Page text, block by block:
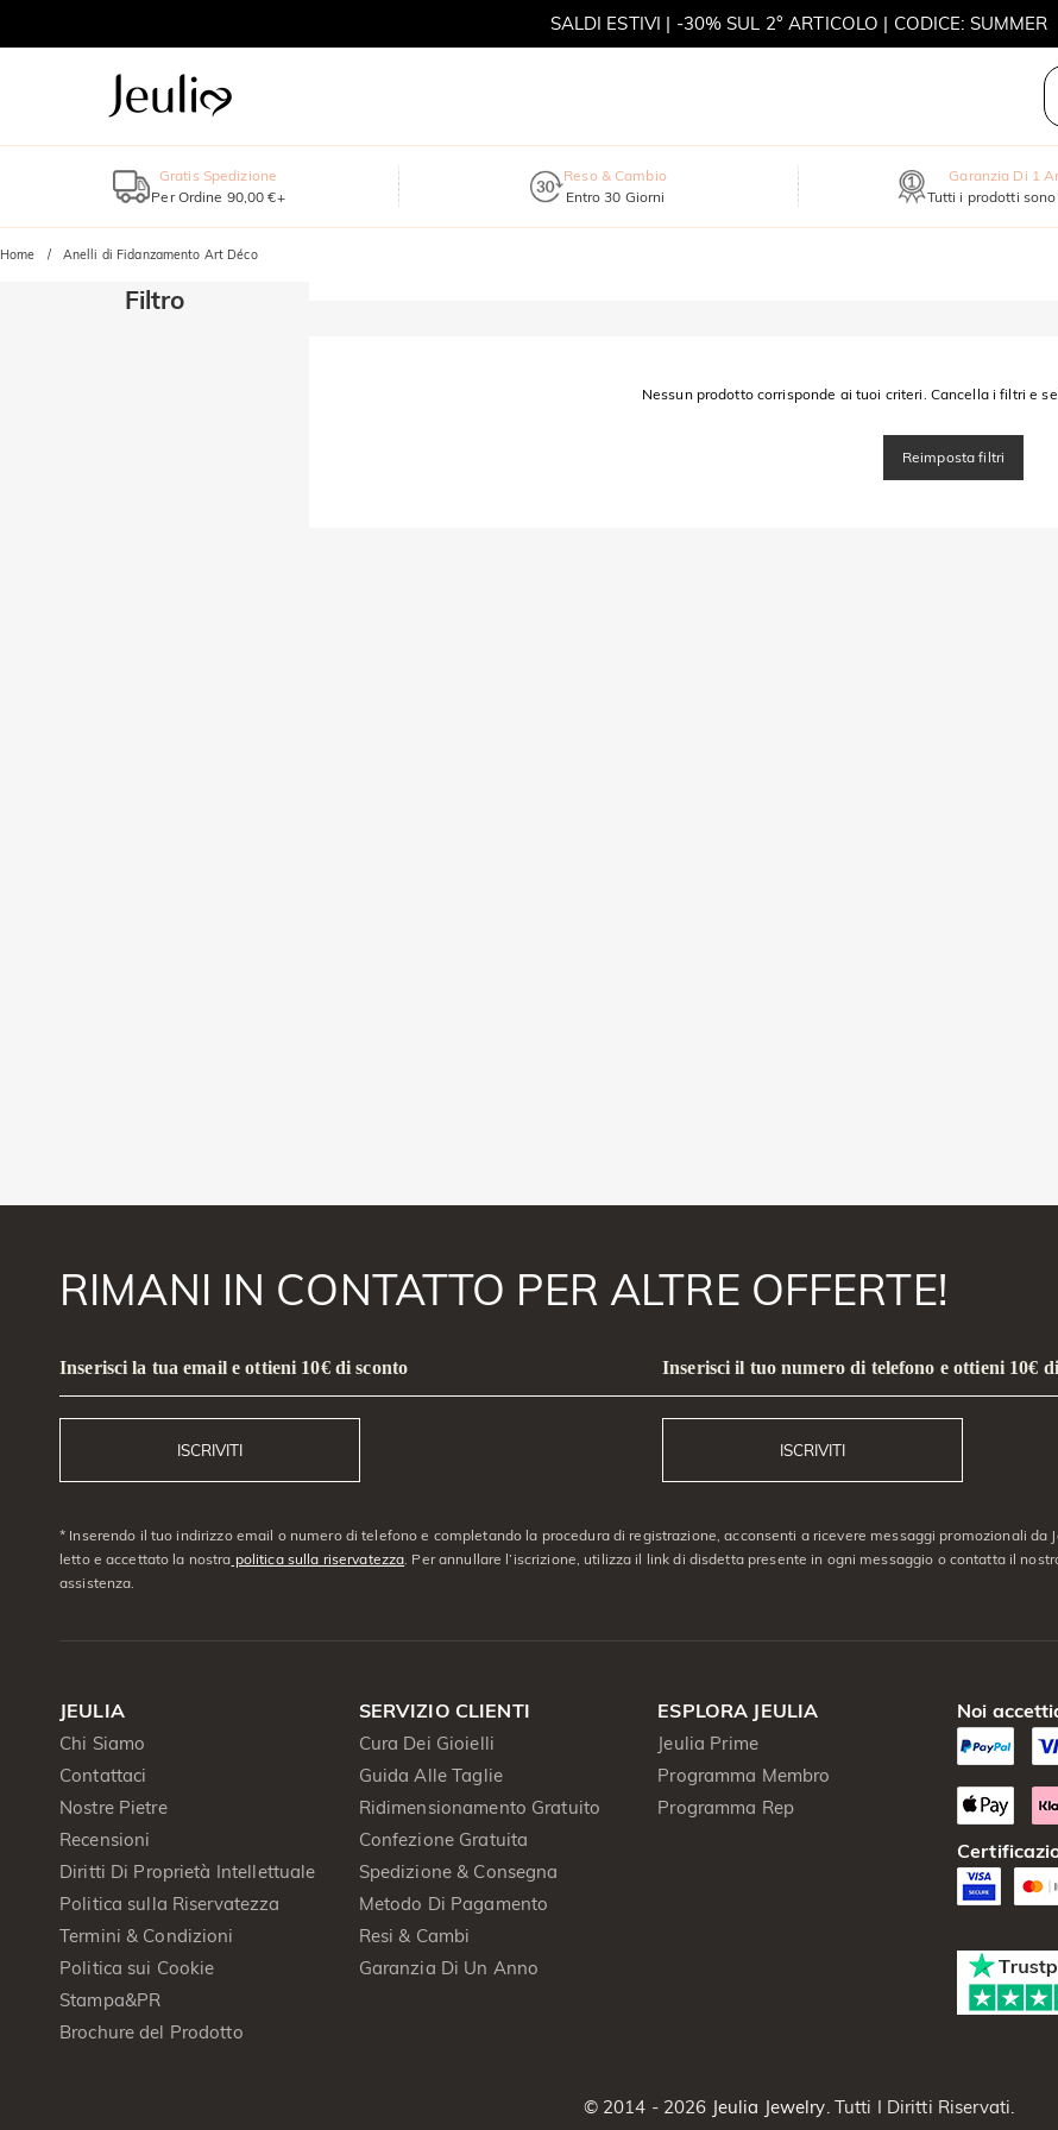
SALDI ESTIVI | -30% SUL 2° ARTICOLO | CODICE: SUMMER
Gratis Spedizione
Per Ordine 90,00 €+
Reso & Cambio
Entro 30 Giorni
Garanzia Di 1
Tutti i prodotti
Home Anelli di Fidanzamento Art Déco
Filtro
Nessun prodotto corrisponde ai tuoi criteri. Cancella i filtri e
Reimposta filtri
RIMANI IN CONTATTO PER ALTRE OFFERTE!
Inserisci la tua email e ottieni 10€ di sconto
ISCRIVITI
Inserisci il tuo numero di telefono e ottieni 10€
ISCRIVITI
* Inserendo il tuo indirizzo email o numero di telefono e completando la procedura di registrazione, acconsenti a ricevere messaggi promozionali da
letto e accettato la nostra politica sulla riservatezza . Per annullare l’iscrizione, utilizza il link di disdetta presente in ogni messaggio o contatta il
assistenza.
JEULIA
Chi Siamo
Contattaci
Nostre Pietre
Recensioni
Diritti Di Proprietà Intellettuale
Politica sulla Riservatezza
Termini & Condizioni
Politica sui Cookie
Stampa&PR
Brochure del Prodotto
SERVIZIO CLIENTI
Cura Dei Gioielli
Guida Alle Taglie
Ridimensionamento Gratuito
Confezione Gratuita
Spedizione & Consegna
Metodo Di Pagamento
Resi & Cambi
Garanzia Di Un Anno
ESPLORA JEULIA
Jeulia Prime
Programma Membro
Programma Rep
Noi
© 2014 - 2026 Jeulia Jewelry . Tutti I Diritti Riservati.